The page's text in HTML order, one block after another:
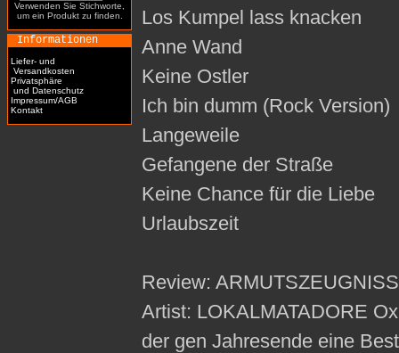
Verwenden Sie Stichworte,
um ein Produkt zu finden.
Informationen
Liefer- und
Versandkosten
Privatsphäre
und Datenschutz
Impressum/AGB
Kontakt
Los Kumpel lass knacken
Anne Wand
Keine Ostler
Ich bin dumm (Rock Version)
Langeweile
Gefangene der Straße
Keine Chance für die Liebe
Urlaubszeit
Review:
Artist: LOKALMATADORE
der gen Jahresende eine